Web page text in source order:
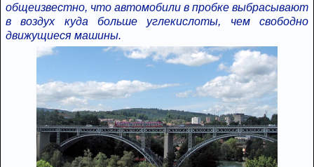
общеизвестно, что автомобили в пробке выбрасывают
в воздух куда больше углекислоты, чем свободно
движущиеся машины.